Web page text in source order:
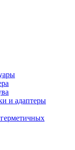
и адаптеры